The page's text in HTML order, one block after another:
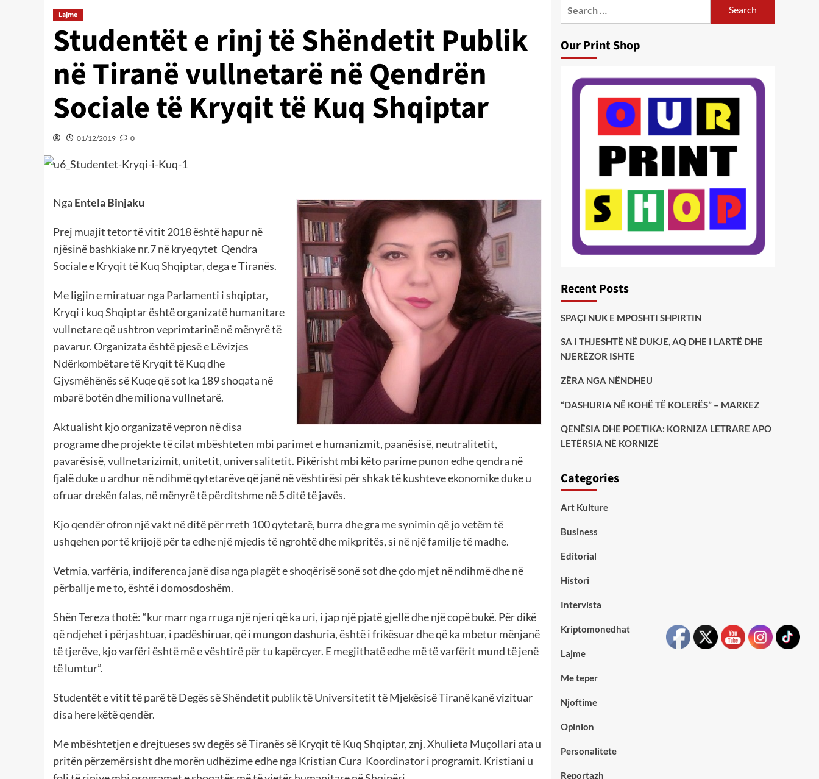
Lajme
Studentët e rinj të Shëndetit Publik
në Tiranë vullnetarë në Qendrën
Sociale të Kryqit të Kuq Shqiptar
01/12/2019 0
Nga Entela Binjaku
Prej muajit tetor të vitit 2018 është hapur në
njësinë bashkiake nr.7 në kryeqytet Qendra
Sociale e Kryqit të Kuq Shqiptar, dega e Tiranës.
Me ligjin e miratuar nga Parlamenti i shqiptar,
Kryqi i kuq Shqiptar është organizatë humanitare
vullnetare që ushtron veprimtarinë në mënyrë të
pavarur. Organizata është pjesë e Lëvizjes
Ndërkombëtare të Kryqit të Kuq dhe
Gjysmëhënës së Kuqe që sot ka 189 shoqata në
mbarë botën dhe miliona vullnetarë.
Aktualisht kjo organizatë vepron në disa
programe dhe projekte të cilat mbështeten mbi parimet e humanizmit, paanësisë, neutralitetit,
pavarësisë, vullnetarizimit, unitetit, universalitetit. Pikërisht mbi këto parime punon edhe qendra në
fjalë duke u ardhur në ndihmë qytetarëve që janë në vështirësi për shkak të kushteve ekonomike duke u
ofruar drekën falas, në mënyrë të përditshme në 5 ditë të javës.
Kjo qendër ofron një vakt në ditë për rreth 100 qytetarë, burra dhe gra me synimin që jo vetëm të
ushqehen por të krijojë për ta edhe një mjedis të ngrohtë dhe mikpritës, si në një familje të madhe.
Vetmia, varfëria, indiferenca janë disa nga plagët e shoqërisë sonë sot dhe çdo mjet në ndihmë dhe në
përballje me to, është i domosdoshëm.
Shën Tereza thotë: “kur marr nga rruga një njeri që ka uri, i jap një pjatë gjellë dhe një copë bukë. Për dikë
që ndjehet i përjashtuar, i padëshiruar, që i mungon dashuria, është i frikësuar dhe që ka mbetur mënjanë
të tjerëve, kjo varfëri është më e vështirë për tu kapërcyer. E megjithatë edhe më të varfërit mund të jenë
të lumtur”.
Studentët e vitit të parë të Degës së Shëndetit publik të Universitetit të Mjekësisë Tiranë kanë vizituar
disa here këtë qendër.
Me mbështetjen e drejtueses sw degës së Tiranës së Kryqit të Kuq Shqiptar, znj. Xhulieta Muçollari ata u
pritën përzemërsisht dhe morën udhëzime edhe nga Kristian Cura Koordinator i programit. Kristiani u
Our Print Shop
Recent Posts
SPAÇI NUK E MPOSHTI SHPIRTIN
SA I THJESHTË NË DUKJE, AQ DHE I LARTË DHE
NJERËZOR ISHTE
ZËRA NGA NËNDHEU
“DASHURIA NË KOHË TË KOLERËS” – MARKEZ
QENËSIA DHE POETIKA: KORNIZA LETRARE APO
LETËRSIA NË KORNIZË
Categories
Art Kulture
Business
Editorial
Histori
Intervista
Kriptomonedhat
Lajme
Me teper
Njoftime
Opinion
Personalitete
Reportazh